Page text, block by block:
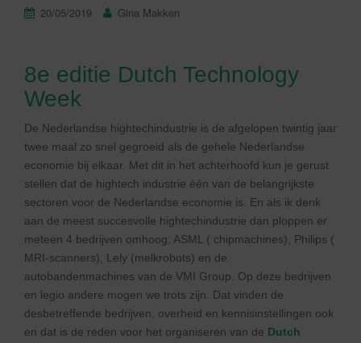
20/05/2019 Gina Makken
8e editie Dutch Technology
Week
De Nederlandse hightechindustrie is de afgelopen twintig jaar
twee maal zo snel gegroeid als de gehele Nederlandse
economie bij elkaar. Met dit in het achterhoofd kun je gerust
stellen dat de hightech industrie één van de belangrijkste
sectoren voor de Nederlandse economie is. En als ik denk
aan de meest succesvolle hightechindustrie dan ploppen er
meteen 4 bedrijven omhoog; ASML ( chipmachines), Philips (
MRI-scanners), Lely (melkrobots) en de
autobandenmachines van de VMI Group. Op deze bedrijven
en legio andere mogen we trots zijn. Dat vinden de
desbetreffende bedrijven, overheid en kennisinstellingen ook
en dat is de reden voor het organiseren van de Dutch